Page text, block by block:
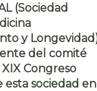
(Sociedad
y
del comité
Congreso
sociedad en